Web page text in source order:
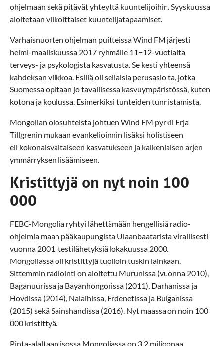
ohjelmaan sekä pitävät yhteyttä kuuntelijoihin. Syyskuussa
aloitetaan viikoittaiset kuuntelijatapaamiset.
Varhaisnuorten ohjelman puitteissa Wind FM järjesti
helmi-maaliskuussa 2017 ryhmälle 11−12-vuotiaita
terveys- ja psykologista kasvatusta. Se kesti yhteensä
kahdeksan viikkoa. Esillä oli sellaisia perusasioita, jotka
Suomessa opitaan jo tavallisessa kasvuympäristössä, kuten
kotona ja koulussa. Esimerkiksi tunteiden tunnistamista.
Mongolian olosuhteista johtuen Wind FM pyrkii Erja
Tillgrenin mukaan evankelioinnin lisäksi holistiseen
eli kokonaisvaltaiseen kasvatukseen ja kaikenlaisen arjen
ymmärryksen lisäämiseen.
Kristittyjä on nyt noin 100
000
FEBC-Mongolia ryhtyi lähettämään hengellisiä radio-
ohjelmia maan pääkaupungista Ulaanbaatarista virallisesti
vuonna 2001, testilähetyksiä lokakuussa 2000.
Mongoliassa oli kristittyjä tuolloin tuskin lainkaan.
Sittemmin radiointi on aloitettu Murunissa (vuonna 2010),
Baganuurissa ja Bayanhongorissa (2011), Darhanissa ja
Hovdissa (2014), Nalaihissa, Erdenetissa ja Bulganissa
(2015) sekä Sainshandissa (2016). Nyt maassa on noin 100
000 kristittyä.
Pinta-alaltaan isossa Mongoliassa on 3,2 miljoonaa